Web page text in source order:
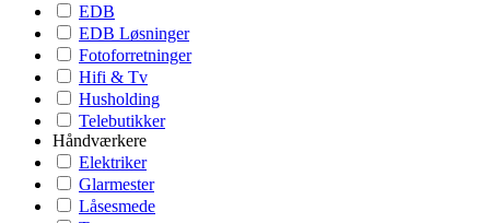
EDB
EDB Løsninger
Fotoforretninger
Hifi & Tv
Husholding
Telebutikker
Håndværkere
Elektriker
Glarmester
Låsesmede